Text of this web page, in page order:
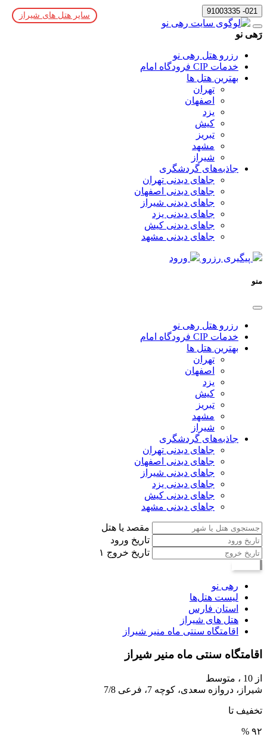
021- 91003335
رَهی نو
رزرو هتل رهی نو
خدمات CIP فرودگاه امام
بهترین هتل ها
تهران
اصفهان
یزد
کیش
تبریز
مشهد
شیراز
جاذبه‌های گردشگری
جاهای دیدنی تهران
جاهای دیدنی اصفهان
جاهای دیدنی شیراز
جاهای دیدنی یزد
جاهای دیدنی کیش
جاهای دیدنی مشهد
پیگیری رزرو ورود
منو
رزرو هتل رهی نو
خدمات CIP فرودگاه امام
بهترین هتل ها
تهران
اصفهان
یزد
کیش
تبریز
مشهد
شیراز
جاذبه‌های گردشگری
جاهای دیدنی تهران
جاهای دیدنی اصفهان
جاهای دیدنی شیراز
جاهای دیدنی یزد
جاهای دیدنی کیش
جاهای دیدنی مشهد
مقصد یا هتل
تاریخ ورود
تاریخ خروج ۱
رهی نو
لیست هتل‌ها
استان فارس
هتل های شیراز
اقامتگاه سنتی ماه منیر شیراز
اقامتگاه سنتی ماه منیر شیراز
از 10 ،
متوسط
شیراز، دروازه سعدی، کوچه 7، فرعی 7/8
تخفیف تا
۹۲ %
سایر هتل های شیراز